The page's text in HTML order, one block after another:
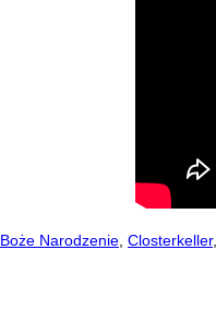
Boże Narodzenie Closterkeller,